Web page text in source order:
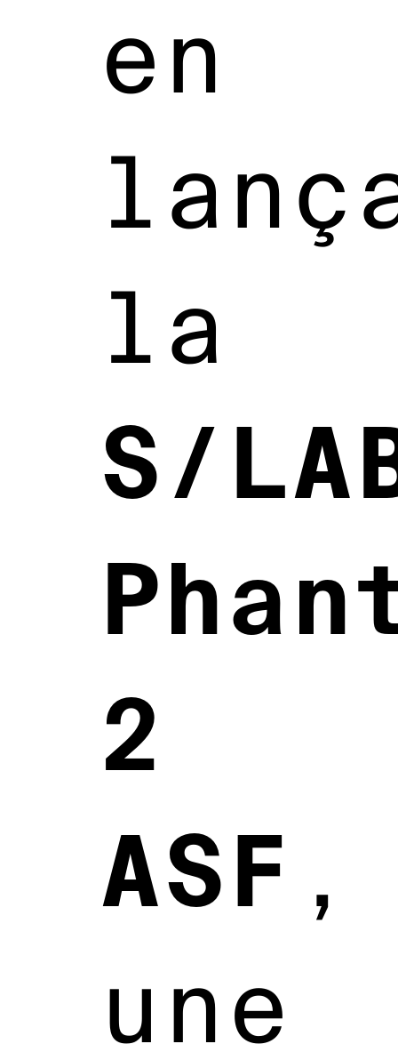
en
la
S/
2
ASF ,
une